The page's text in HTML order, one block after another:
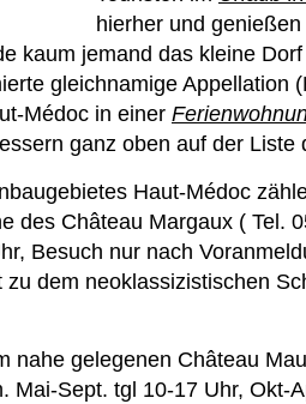
hierher und
kaum jemand das kleine
gleichnamige Appellation
Médoc in einer
ganz oben auf der Liste
Haut-Médoc
des Château Margaux ( Tel.
Besuch nur nach
dem neoklassizistischen
nahe gelegenen Château
Mai-Sept. tgl 10-17 Uhr, Okt-